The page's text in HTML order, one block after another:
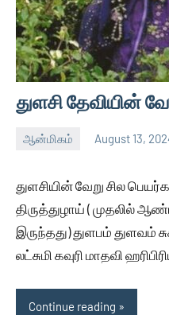
துளசி தேவியின்
ஆன்மிகம் August 13,
Thagaval
No
துளசியின் வேறு சில
திருத்துழாய் ( முதலில்
இருந்தது) துளபம் துளவம்
லட்சுமி கவுரி மாதவி
Continue reading